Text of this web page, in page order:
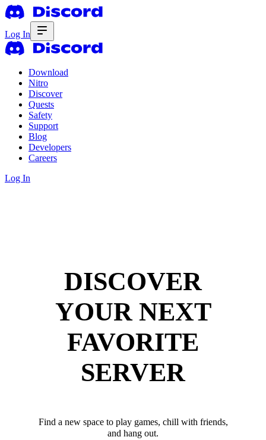
Log In
Download
Nitro
Discover
Quests
Safety
Support
Blog
Developers
Careers
Log In
DISCOVER
YOUR NEXT
FAVORITE
SERVER
Find a new space to play games, chill with friends,
and hang out.